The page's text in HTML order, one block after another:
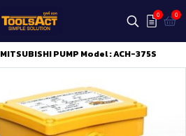
0 0
MITSUBISHI PUMP Model : ACH-375S